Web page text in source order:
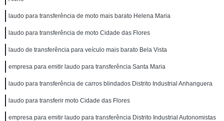
laudo para transferência de moto mais barato Helena Maria
laudo para transferência de moto Cidade das Flores
laudo de transferência para veículo mais barato Bela Vista
empresa para emitir laudo para transferência Santa Maria
laudo para transferência de carros blindados Distrito Industrial Anhanguera
laudo para transferir moto Cidade das Flores
empresa para emitir laudo para transferência Distrito Industrial Autonomistas